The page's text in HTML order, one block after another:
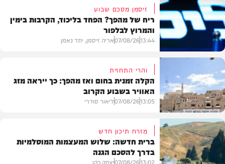
פוליטי
זיסמן מסכם שבוע
ריח של מהפך? הפחד בליכוד, הקרבות בימין
והמרוץ לבלפור
13:44
07/08/26אריה זיסמן, יתד נאמן
מזג האוויר
והרי התחזית
הקלה זמנית בחום ואז מהפך: כך ייראה מזג
האוויר בשבוע הקרוב
13:05
07/08/26ליאור סודרי
מזרח תיכון חדש
ברית חדשה: שלוש המעצמות המוסלמיות
בדרך להסכם הגנה
13:02
07/08/26יצחק כהן